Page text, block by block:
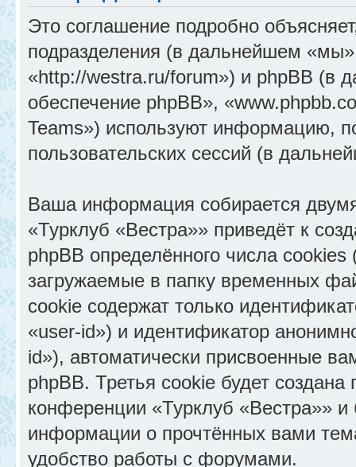
Это соглашение подробно
подразделения (в дальнейшем
«http://westra.ru/forum») и phpBB (в
обеспечение phpBB»,
Teams») используют информацию,
пользовательских сессий (в
Ваша информация собирается
«Турклуб «Вестра»» приведёт к
phpBB определённого числа
загружаемые в папку временных
cookie содержат только
«user-id») и идентификатор
id»), автоматически присвоенные
phpBB. Третья cookie будет
конференции «Турклуб «Вестра»» и
информации о прочтённых вами
удобство работы с форумами.